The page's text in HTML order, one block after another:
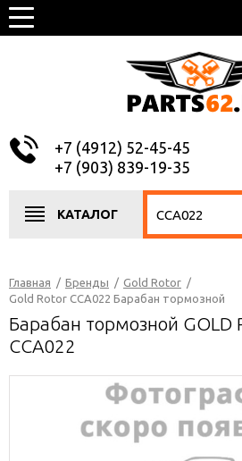
+7 (4912) 52-45-45
+7 (903) 839-19-35
КАТАЛОГ
Главная / Бренды / Gold Rotor /
Gold Rotor CCA022 Барабан тормозной
Барабан тормозной GOLD
CCA022